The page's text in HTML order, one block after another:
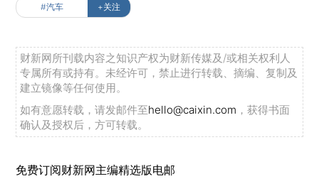
#汽车 +关注
财新网所刊载内容之知识产权为财新传媒及/或相关权利人
专属所有或持有。未经许可，禁止进行转载、摘编、复制及
建立镜像等任何使用。
如有意愿转载，请发邮件至hello@caixin.com ，获得书面
确认及授权后，方可转载。
免费订阅财新网主编精选版电邮